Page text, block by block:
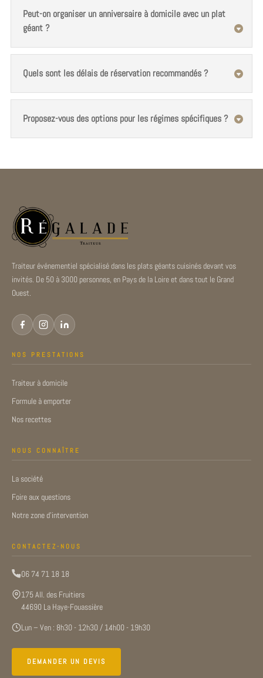
Peut-on organiser un anniversaire à domicile avec un plat
géant ?
Quels sont les délais de réservation recommandés ?
Proposez-vous des options pour les régimes spécifiques ?
Traiteur événementiel spécialisé dans les plats géants cuisinés devant vos
invités. De 50 à 3000 personnes, en Pays de la Loire et dans tout le Grand
Ouest.
NOS PRESTATIONS
Traiteur à domicile
Formule à emporter
Nos recettes
NOUS CONNAÎTRE
La société
Foire aux questions
Notre zone d’intervention
CONTACTEZ-NOUS
06 74 71 18 18
175 All. des Fruitiers
44690 La Haye-Fouassière
Lun – Ven : 8h30 - 12h30 / 14h00 - 19h30
DEMANDER UN DEVIS